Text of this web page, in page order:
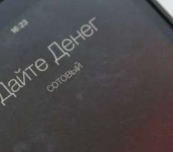
зарплатного
вошли в топ‑15
и фармацевтики
Волгограда стартует
через Волго‑Донской